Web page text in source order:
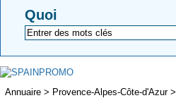
Quoi
Annuaire > Provence-Alpes-Côte-d'Azur>